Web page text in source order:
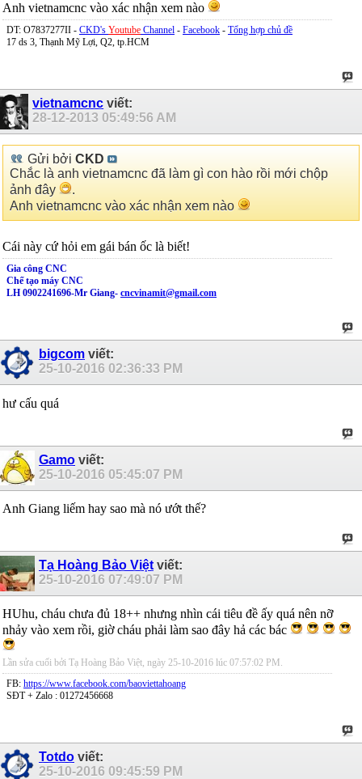
Anh vietnamcnc vào xác nhận xem nào
DT: O7837277II - CKD's Youtube Channel - Facebook - Tổng hợp chủ đề
17 ds 3, Thạnh Mỹ Lợi, Q2, tp.HCM
vietnamcnc viết:
28-12-2013 05:49:56 AM
Gửi bởi CKD
Chắc là anh vietnamcnc đã làm gì con hào rồi mới chộp
ảnh đây
.
Anh vietnamcnc vào xác nhận xem nào
Cái này cứ hỏi em gái bán ốc là biết!
Gia công CNC
Chế tạo máy CNC
LH 0902241696-Mr Giang- cncvinamit@gmail.com
bigcom viết:
25-10-2016 02:36:33 PM
hư cấu quá
Gamo viết:
25-10-2016 05:45:07 PM
Anh Giang liếm hay sao mà nó ướt thế?
Tạ Hoàng Bảo Việt viết:
25-10-2016 07:49:07 PM
HUhu, cháu chưa đủ 18++ nhưng nhìn cái tiêu đề ấy quá nên nỡ
nhảy vào xem rồi, giờ cháu phải làm sao đây hả các bác
Lần sửa cuối bởi Tạ Hoàng Bảo Việt, ngày 25-10-2016 lúc 07:57:02 PM
FB: https://www.facebook.com/baoviettahoang
SĐT + Zalo : 01272456668
Totdo viết:
25-10-2016 09:45:59 PM